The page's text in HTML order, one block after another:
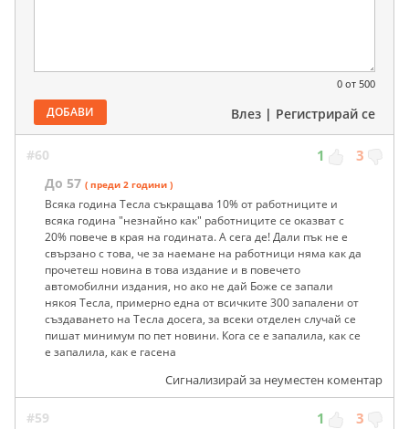
0 от 500
ДОБАВИ Влез | Регистрирай се
#60 1 3
До 57 ( преди 2 години )
Всяка година Тесла съкращава 10% от работниците и
всяка година "незнайно как" работниците се оказват с
20% повече в края на годината. А сега де! Дали пък не е
свързано с това, че за наемане на работници няма как да
прочетеш новина в това издание и в повечето
автомобилни издания, но ако не дай Боже се запали
някоя Тесла, примерно една от всичките 300 запалени от
създаването на Тесла досега, за всеки отделен случай се
пишат минимум по пет новини. Кога се е запалила, как се
е запалила, как е гасена
Сигнализирай за неуместен коментар
#59 1 3